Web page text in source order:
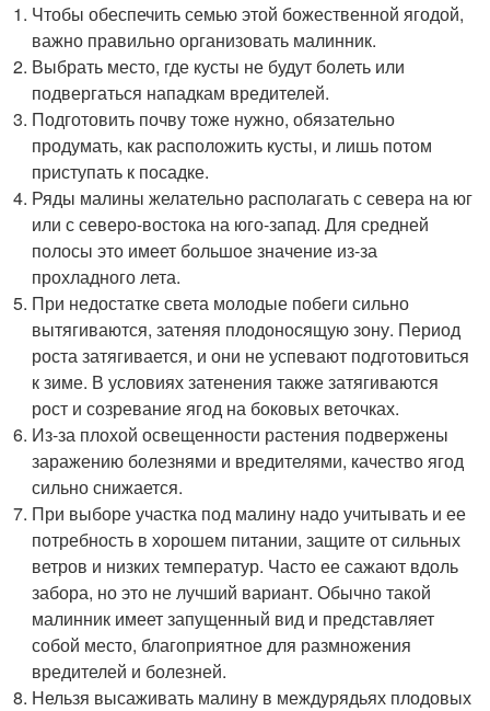
Чтобы обеспечить семью этой божественной ягодой,
важно правильно организовать малинник.
Выбрать место, где кусты не будут болеть или
подвергаться нападкам вредителей.
Подготовить почву тоже нужно, обязательно
продумать, как расположить кусты, и лишь потом
приступать к посадке.
Ряды малины желательно располагать с севера на юг
или с северо-востока на юго-запад. Для средней
полосы это имеет большое значение из-за
прохладного лета.
При недостатке света молодые побеги сильно
вытягиваются, затеняя плодоносящую зону. Период
роста затягивается, и они не успевают подготовиться
к зиме. В условиях затенения также затягиваются
рост и созревание ягод на боковых веточках.
Из-за плохой освещенности растения подвержены
заражению болезнями и вредителями, качество ягод
сильно снижается.
При выборе участка под малину надо учитывать и ее
потребность в хорошем питании, защите от сильных
ветров и низких температур. Часто ее сажают вдоль
забора, но это не лучший вариант. Обычно такой
малинник имеет запущенный вид и представляет
собой место, благоприятное для размножения
вредителей и болезней.
Нельзя высаживать малину в междурядьях плодовых